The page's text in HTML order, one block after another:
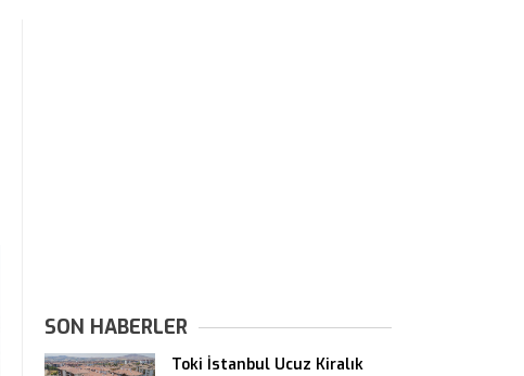
SON HABERLER
Toki İstanbul Ucuz Kiralık